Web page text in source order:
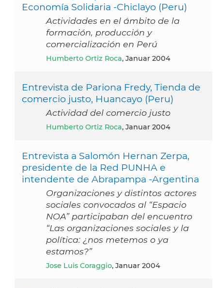
Economía Solidaria -Chiclayo (Peru)
Actividades en el ámbito de la
formación, producción y
comercialización en Perú
Humberto Ortiz Roca, Januar 2004
Entrevista de Pariona Fredy, Tienda de
comercio justo, Huancayo (Peru)
Actividad del comercio justo
Humberto Ortiz Roca, Januar 2004
Entrevista a Salomón Hernan Zerpa,
presidente de la Red PUNHA e
intendente de Abrapampa -Argentina
Organizaciones y distintos actores
sociales convocados al “Espacio
NOA” participaban del encuentro
“Las organizaciones sociales y la
política: ¿nos metemos o ya
estamos?”
Jose Luis Coraggio, Januar 2004